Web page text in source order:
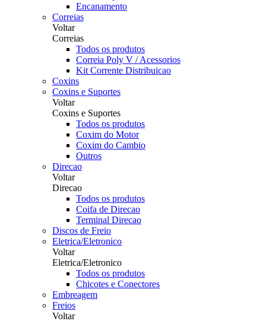
Encanamento
Correias
Voltar
Correias
Todos os produtos
Correia Poly V / Acessorios
Kit Corrente Distribuicao
Coxins
Coxins e Suportes
Voltar
Coxins e Suportes
Todos os produtos
Coxim do Motor
Coxim do Cambio
Outros
Direcao
Voltar
Direcao
Todos os produtos
Coifa de Direcao
Terminal Direcao
Discos de Freio
Eletrica/Eletronico
Voltar
Eletrica/Eletronico
Todos os produtos
Chicotes e Conectores
Embreagem
Freios
Voltar